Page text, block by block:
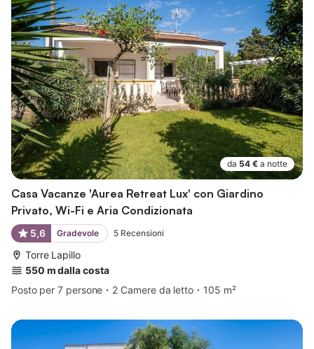
da 54 € a notte
Casa Vacanze 'Aurea Retreat Lux' con Giardino
Privato, Wi-Fi e Aria Condizionata
5,6 Gradevole 5 Recensioni
Torre Lapillo
550 m dalla costa
Posto per 7 persone
2 Camere da letto 105 m²